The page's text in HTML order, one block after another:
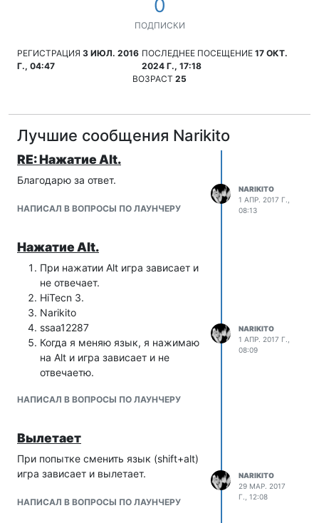
0
ПОДПИСКИ
РЕГИСТРАЦИЯ 3 ИЮЛ. 2016
Г., 04:47
ПОСЛЕДНЕЕ ПОСЕЩЕНИЕ 17 ОКТ.
2024 Г., 17:18
ВОЗРАСТ 25
Лучшие сообщения Narikito
RE: Нажатие Alt.
Благодарю за ответ.
НАПИСАЛ В ВОПРОСЫ ПО ЛАУНЧЕРУ
NARIKITO
1 АПР. 2017 Г.,
08:13
Нажатие Alt.
При нажатии Alt игра зависает и
не отвечает.
HiTecn 3.
Narikito
ssaa12287
Когда я меняю язык, я нажимаю
на Alt и игра зависает и не
отвечаетю.
НАПИСАЛ В ВОПРОСЫ ПО ЛАУНЧЕРУ
NARIKITO
1 АПР. 2017 Г.,
08:09
Вылетает
При попытке сменить язык (shift+alt)
игра зависает и вылетает.
НАПИСАЛ В ВОПРОСЫ ПО ЛАУНЧЕРУ
NARIKITO
29 МАР. 2017
Г., 12:08